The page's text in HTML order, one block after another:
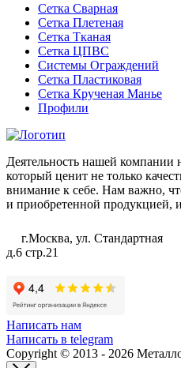
Сетка Сварная
Сетка Плетеная
Сетка Тканая
Сетка ЦПВС
Системы Ограждений
Сетка Пластиковая
Сетка Крученая Манье
Профили
Деятельность нашей компании
который ценит не только
внимание к себе. Нам важно,
и приобретенной продукцией,
г.Москва, ул. Стандартная
д.6 стр.21
Написать нам
Написать в telegram
Copyright © 2013 - 2026